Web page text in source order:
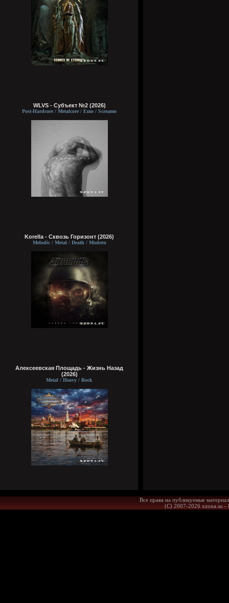
WLVS - Субъект №2 (2026)
Post-Hardcore / Metalcore / Emo / Screamo
Korella - Сквозь Горизонт (2026)
Melodic / Metal / Death / Modern
Алексеевская Площадь - Жизнь Назад
(2026)
Metal / Heavy / Rock
Все права на публикуемые
(С) 2007-2026 xzona.su -